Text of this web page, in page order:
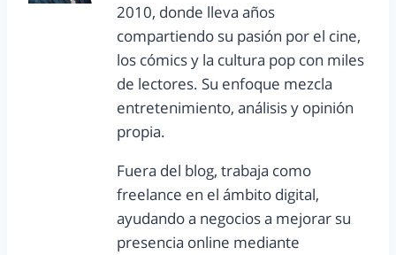
2010, donde lleva años
compartiendo su pasión por el cine,
los cómics y la cultura pop con miles
de lectores. Su enfoque mezcla
entretenimiento, análisis y opinión
propia.
Fuera del blog, trabaja como
freelance en el ámbito digital,
ayudando a negocios a mejorar su
presencia online mediante